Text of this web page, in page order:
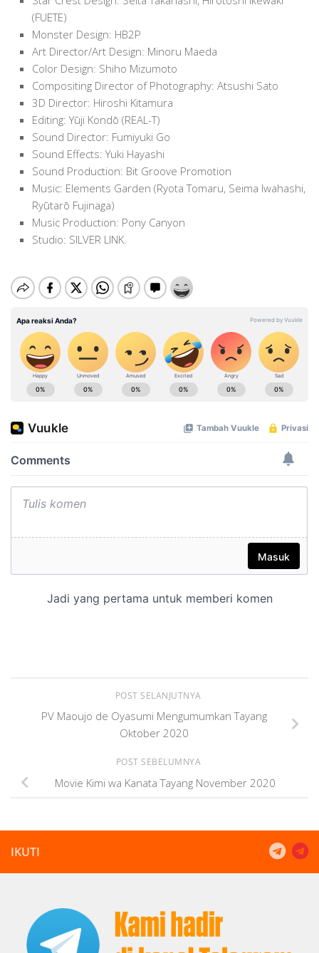
(FUETE)
Monster Design: HB2P
Art Director/Art Design: Minoru Maeda
Color Design: Shiho Mizumoto
Compositing Director of Photography: Atsushi Sato
3D Director: Hiroshi Kitamura
Editing: Yūji Kondō (REAL-T)
Sound Director: Fumiyuki Go
Sound Effects: Yuki Hayashi
Sound Production: Bit Groove Promotion
Music: Elements Garden (Ryota Tomaru, Seima Iwahashi,
Ryūtarō Fujinaga)
Music Production: Pony Canyon
Studio: SILVER LINK.
POST SELANJUTNYA
PV Maoujo de Oyasumi Mengumumkan Tayang
Oktober 2020
POST SEBELUMNYA
Movie Kimi wa Kanata Tayang November 2020
IKUTI